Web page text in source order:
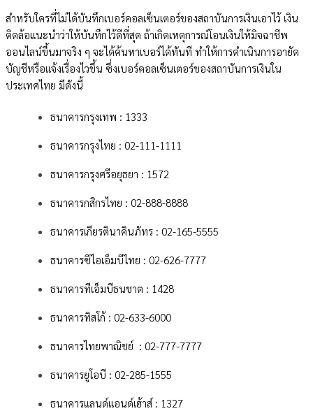
สำหรับใครที่ไม่ได้บันทึกเบอร์คอลเซ็นเตอร์ของสถาบันการเงินเอาไว้ เงิน
ติดล้อแนะนำว่าให้บันทึกไว้ดีที่สุด ถ้าเกิดเหตุการณ์โอนเงินให้มิจฉาชีพ
ออนไลน์ขึ้นมาจริง ๆ จะได้ค้นหาเบอร์ได้ทันที ทำให้การดำเนินการอายัด
บัญชีหรือแจ้งเรื่องไวขึ้น ซึ่งเบอร์คอลเซ็นเตอร์ของสถาบันการเงินใน
ประเทศไทย มีดังนี้
ธนาคารกรุงเทพ : 1333
ธนาคารกรุงไทย : 02-111-1111
ธนาคารกรุงศรีอยุธยา : 1572
ธนาคารกสิกรไทย : 02-888-8888
ธนาคารเกียรตินาคินภัทร : 02-165-5555
ธนาคารซีไอเอ็มบีไทย : 02-626-7777
ธนาคารทีเอ็มบีธนชาต : 1428
ธนาคารทิสโก้ : 02-633-6000
ธนาคารไทยพาณิชย์ : 02-777-7777
ธนาคารยูโอบี : 02-285-1555
ธนาคารแลนด์แอนด์เฮ้าส์ : 1327